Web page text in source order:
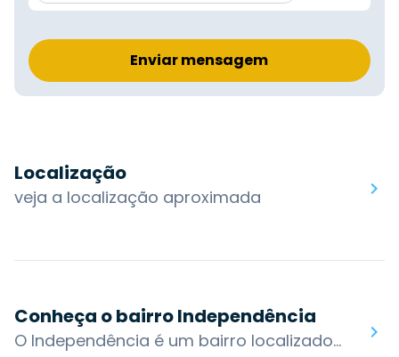
Enviar mensagem
Localização
veja a localização aproximada
Conheça o bairro Independência
O Independência é um bairro localizado na zona central de Porto Alegre. O bairro atualmente dispõe de um variado comércio, serviços e renomados hospitais. Localizado em parte elevada da cidade, próxima do Centro Histórico, o bairro tornou-se o local preferido para moradia das classes média e alta.É considerado um bairro residencial e também bastante comercial. Duas antigas praças fazem parte do bairro: a Praça Dom Sebastião, em frente à Igreja da Conceição e a bem-conservada Praça Júlio de Castilhos.O bairro possui acesso por algumas das principais vias da cidade: R. Sarmento Leite, R. da Conceição, R. Alberto Bins, Av. Cristóvão Colombo, R. Ramiro Barcelos, R. Castro Alves e R. Fernandes Vieira. Os bairros nos arredores são: Floresta, Jardim Botânico, Menino Deus, Moinhos de Vento e Farroupilha.Você encontra no bairro Independência: Praça Dom Sebastião, Praça Júlio de Castilhos, Igreja de Nossa Senhora da Conceição, Marista Rosário, Teatro da OSPA, Hospital da Beneficência Portuguesa de Porto Alegre, Hospital Materno-Infantil Presidente Vargas, Hospital Moinhos de Vento.